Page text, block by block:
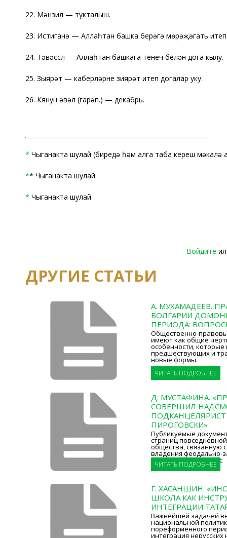
22. Мәнзил — тукталыш.
23. Истиганә — Аллаһтан башка берәүгә мөрәҗәгать
24. Тәвәссүл — Аллаһтан башкага үтенеч белән дога кылу.
25. Зыярәт — каберләрне зиярәт итеп догалар уку.
26. Кянун әүвәл (гарәп.) — декабрь.
* Чыганакта шулай (биредә һәм алга таба кереш мәкалә
** Чыганакта шулай.
* Чыганакта шулай.
Войдите
ДРУГИЕ СТАТЬИ
А. МУХАМАДЕЕВ.
БОЛГАРИИ
ПЕРИОДА:
Общественно-
имеют как общие
особенности,
предшествующих и
новые формы.
ЧИТАТЬ ПОДРОБНЕЕ
Д. МУСТАФИНА.
СОВЕРШИЛ
ПИРОГОВСКИ»
Публикуемые
страниц
общества, связанную
владения феодально-
и осуществления собс
ЧИТАТЬ ПОДРОБНЕЕ
Г. ХАСАНШИН.
ШКОЛА КАК
ИНТЕГРАЦИИ
Важнейшей задачей
национальной
пореформенного
интеграция нерусских